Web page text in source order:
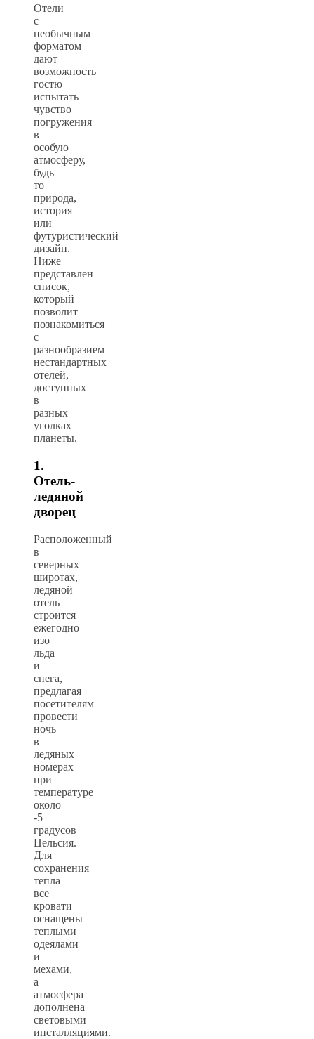
Отели
с
необычным
форматом
дают
возможность
гостю
испытать
чувство
погружения
в
особую
атмосферу,
будь
то
природа,
история
или
футуристический
дизайн.
Ниже
представлен
список,
который
позволит
познакомиться
с
разнообразием
нестандартных
отелей,
доступных
в
разных
уголках
планеты.
1.
Отель-
ледяной
дворец
Расположенный
в
северных
широтах,
ледяной
отель
строится
ежегодно
изо
льда
и
снега,
предлагая
посетителям
провести
ночь
в
ледяных
номерах
при
температуре
около
-5
градусов
Цельсия.
Для
сохранения
тепла
все
кровати
оснащены
теплыми
одеялами
и
мехами,
а
атмосфера
дополнена
световыми
инсталляциями.